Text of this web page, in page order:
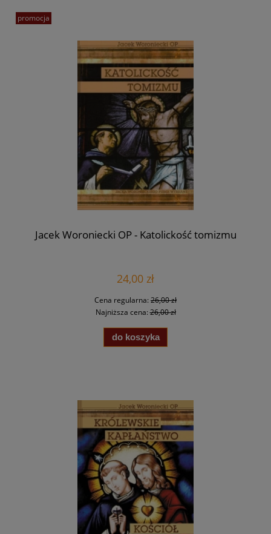
Jacek Woroniecki OP - Katolickość tomizmu
24,00 zł
Cena regularna: 26,00 zł
Najniższa cena:26,00 zł
do koszyka
promocja